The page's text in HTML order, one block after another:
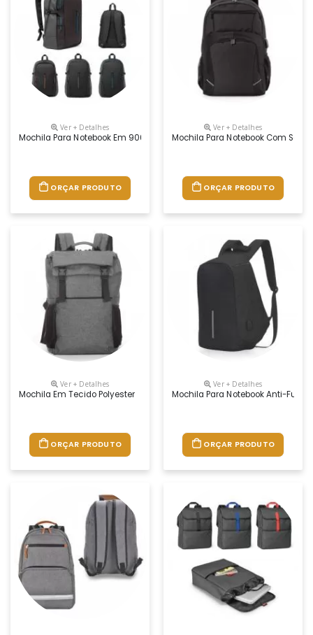
Ver + Detalhes
Mochila Para Notebook Em 900d E Couro Sintético Com 2
ORÇAR PRODUTO
Ver + Detalhes
Mochila Para Notebook Com
ORÇAR PRODUTO
Ver + Detalhes
Mochila Em Tecido Polyester
ORÇAR PRODUTO
Ver + Detalhes
Mochila Para Notebook Anti-Furto
ORÇAR PRODUTO